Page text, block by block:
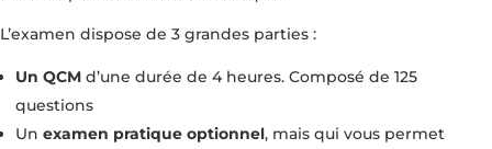
L’examen dispose de 3 grandes parties :
Un QCM d’une durée de 4 heures. Composé de 125
questions
Un examen pratique optionnel, mais qui vous permet